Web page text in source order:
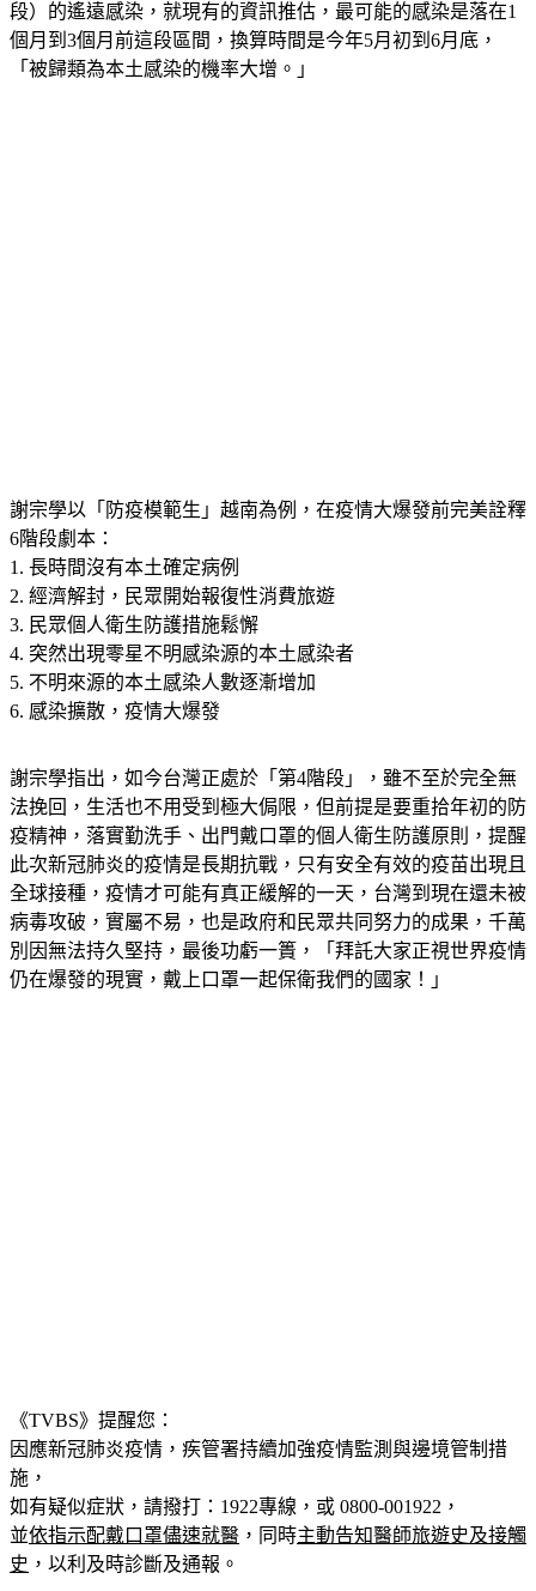
段）的遙遠感染，就現有的資訊推估，最可能的感染是落在1
個月到3個月前這段區間，換算時間是今年5月初到6月底，
「被歸類為本土感染的機率大增。」
謝宗學以「防疫模範生」越南為例，在疫情大爆發前完美詮釋
6階段劇本：
1. 長時間沒有本土確定病例
2. 經濟解封，民眾開始報復性消費旅遊
3. 民眾個人衛生防護措施鬆懈
4. 突然出現零星不明感染源的本土感染者
5. 不明來源的本土感染人數逐漸增加
6. 感染擴散，疫情大爆發
謝宗學指出，如今台灣正處於「第4階段」，雖不至於完全無
法挽回，生活也不用受到極大侷限，但前提是要重拾年初的防
疫精神，落實勤洗手、出門戴口罩的個人衛生防護原則，提醒
此次新冠肺炎的疫情是長期抗戰，只有安全有效的疫苗出現且
全球接種，疫情才可能有真正緩解的一天，台灣到現在還未被
病毒攻破，實屬不易，也是政府和民眾共同努力的成果，千萬
別因無法持久堅持，最後功虧一簣，「拜託大家正視世界疫情
仍在爆發的現實，戴上口罩一起保衛我們的國家！」
《TVBS》提醒您：
因應新冠肺炎疫情，疾管署持續加強疫情監測與邊境管制措
施，
如有疑似症狀，請撥打：1922專線，或 0800-001922，
並依指示配戴口罩儘速就醫 ，同時主動告知醫師旅遊史及接觸
史 ，以利及時診斷及通報。